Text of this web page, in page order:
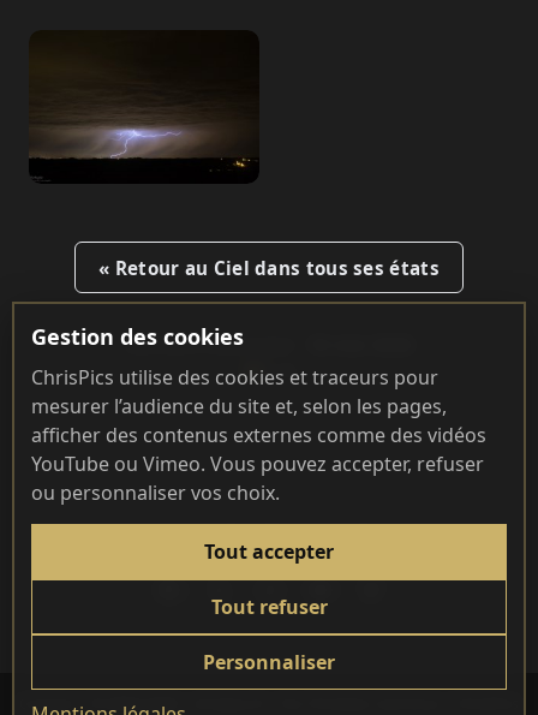
« Retour au Ciel dans tous ses états
Dernière mise à jour :
119
REJOIGNEZ-MOI AILLEURS
Contact | © 2004-2026 -
Gestion des cookies
ChrisPics utilise des cookies et traceurs pour
mesurer l’audience du site et, selon les pages,
afficher des contenus externes comme des vidéos
YouTube ou Vimeo. Vous pouvez accepter, refuser
ou personnaliser vos choix.
Tout accepter
Tout refuser
Personnaliser